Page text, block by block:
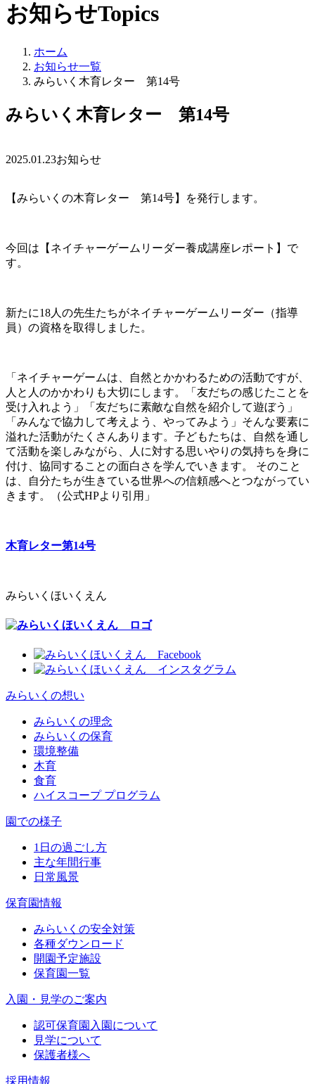
お知らせTopics
ホーム
お知らせ一覧
みらいく木育レター 第14号
みらいく木育レター 第14号
2025.01.23お知らせ
【みらいくの木育レター 第14号】を発行します。
今回は【ネイチャーゲームリーダー養成講座レポート】で
す。
新たに18人の先生たちがネイチャーゲームリーダー（指導
員）の資格を取得しました。
「ネイチャーゲームは、自然とかかわるための活動ですが、
人と人のかかわりも大切にします。「友だちの感じたことを
受け入れよう」「友だちに素敵な自然を紹介して遊ぼう」
「みんなで協力して考えよう、やってみよう」そんな要素に
溢れた活動がたくさんあります。子どもたちは、自然を通し
て活動を楽しみながら、人に対する思いやりの気持ちを身に
付け、協同することの面白さを学んでいきます。 そのこと
は、自分たちが生きている世界への信頼感へとつながってい
きます。（公式HPより引用」
木育レター第14号
みらいくほいくえん
みらいくの想い
みらいくの理念
みらいくの保育
環境整備
木育
食育
ハイスコープ プログラム
園での様子
1日の過ごし方
主な年間行事
日常風景
保育園情報
みらいくの安全対策
各種ダウンロード
開園予定施設
保育園一覧
入園・見学のご案内
認可保育園入園について
見学について
保護者様へ
採用情報